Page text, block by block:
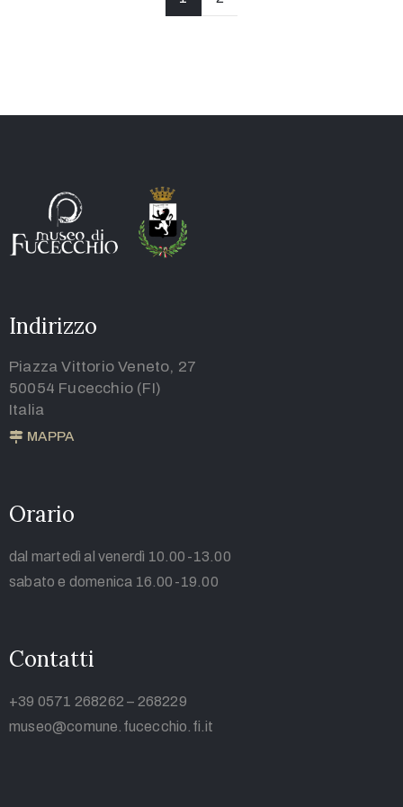
Indirizzo
Piazza Vittorio Veneto, 27
50054 Fucecchio (FI)
Italia
MAPPA
Orario
dal martedì al venerdì 10.00-13.00
sabato e domenica 16.00-19.00
Contatti
+39 0571 268262 – 268229
museo@comune.fucecchio.fi.it